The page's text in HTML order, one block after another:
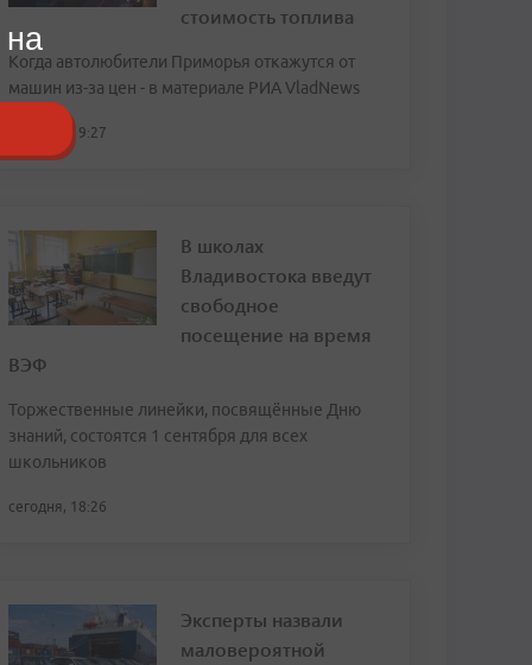
стоимость топлива
Когда автолюбители Приморья откажутся от
машин из-за цен - в материале РИА VladNews
сегодня, 19:27
В школах
Владивостока введут
свободное
посещение на время
ВЭФ
Торжественные линейки, посвящённые Дню
знаний, состоятся 1 сентября для всех
школьников
сегодня, 18:26
Эксперты назвали
маловероятной